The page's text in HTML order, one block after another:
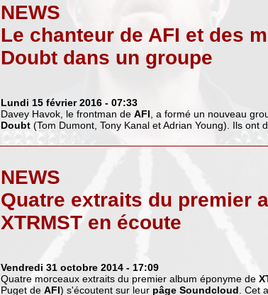
NEWS
Le chanteur de AFI et des
Doubt dans un groupe
Lundi 15 février 2016 - 07:33
Davey Havok, le frontman de AFI , a formé un nouveau
Doubt(Tom Dumont, Tony Kanal et Adrian Young). Ils ont
NEWS
Quatre extraits du premier
XTRMST en écoute
Vendredi 31 octobre 2014 - 17:09
Quatre morceaux extraits du premier album éponyme de
Puget de AFI) s'écoutent sur leur pâge Soundcloud . Cet